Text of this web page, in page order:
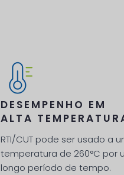
DESEMPENHO EM
ALTA
RTI/CUT pode ser usado a
temperatura de 260°C por
longo período de tempo.